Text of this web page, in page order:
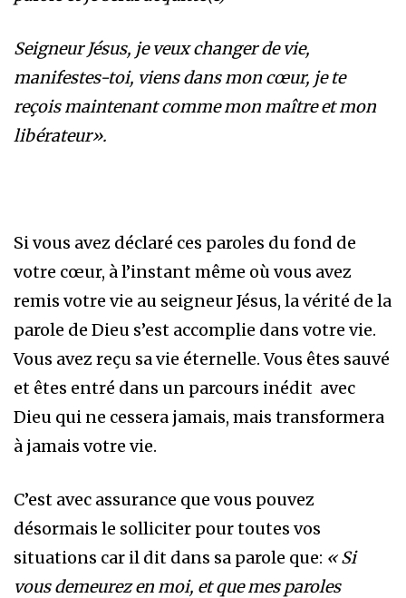
Seigneur Jésus, je veux changer de vie,
manifestes-toi, viens dans mon cœur, je te
reçois maintenant comme mon maître et mon
libérateur».
Si vous avez déclaré ces paroles du fond de
votre cœur, à l’instant même où vous avez
remis votre vie au seigneur Jésus, la vérité de la
parole de Dieu s’est accomplie dans votre vie.
Vous avez reçu sa vie éternelle. Vous êtes sauvé
et êtes entré dans un parcours inédit avec
Dieu qui ne cessera jamais, mais transformera
à jamais votre vie.
C’est avec assurance que vous pouvez
désormais le solliciter pour toutes vos
situations car il dit dans sa parole que: « Si
vous demeurez en moi, et que mes paroles